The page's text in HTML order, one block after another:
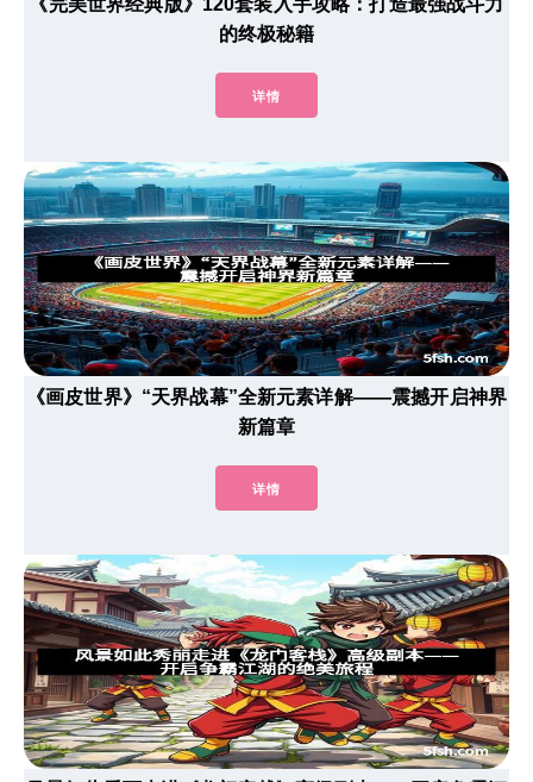
《完美世界经典版》120套装入手攻略：打造最强战斗力
的终极秘籍
详情
《画皮世界》“天界战幕”全新元素详解——震撼开启神界
新篇章
详情